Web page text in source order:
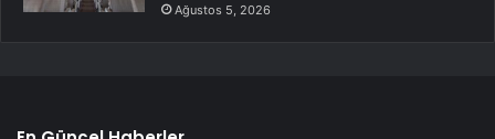
Ağustos 5, 2026